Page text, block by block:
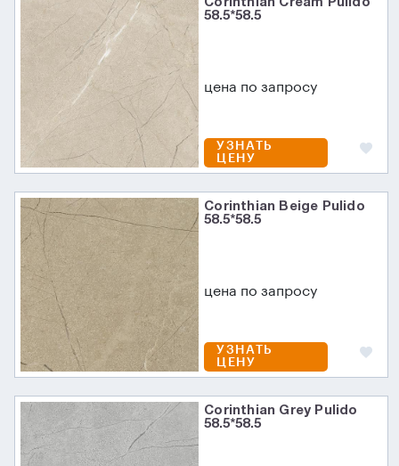
58.5*58.5
цена по запросу
УЗНАТЬ
ЦЕНУ
Corinthian Beige Pulido
58.5*58.5
цена по запросу
УЗНАТЬ
ЦЕНУ
Corinthian Grey Pulido
58.5*58.5